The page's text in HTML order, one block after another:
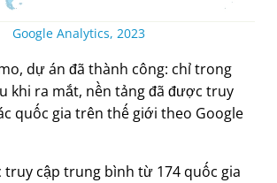
Google Analytics, 2023
dự án đã thành công: chỉ trong
khi ra mắt, nền tảng đã được truy
quốc gia trên thế giới theo Google
truy cập trung bình từ 174 quốc gia